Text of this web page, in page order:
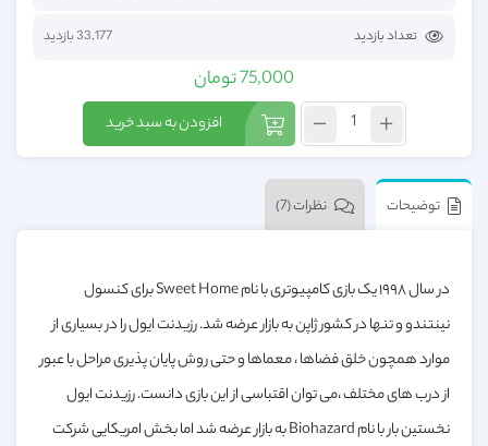
تعداد بازدید 33,177 بازدید
75,000تومان
افزودن به سبد خرید
توضیحات نظرات (7)
در سال ۱۹۹۸ یک بازی کامپیوتری با نام Sweet Home برای کنسول
نینتندو و تنها در کشور ژاپن به بازار عرضه شد. رزیدنت ایول را در بسیاری از
موارد همچون خلق فضاها ، معماها و حتی روش پایان پذیری مراحل با عبور
از درب های مختلف ،می توان اقتباسی از این بازی دانست. رزیدنت ایول
نخستین بار با نام Biohazard به بازار عرضه شد اما بخش امریکایی شرکت